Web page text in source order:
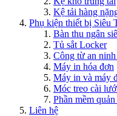
Kệ tải hàng
Phụ kiện thiết bị Siêu
Bàn thu ngân
Tủ sắt Locker
Công từ an
Máy in hóa đơn
Máy in và máy
Móc treo cài
Phần mềm
Liên hệ